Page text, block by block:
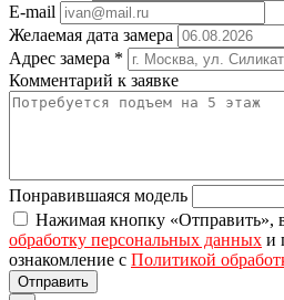
E-mail
Желаемая дата замера
Адрес замера *
Комментарий к заявке
Понравившаяся модель
Нажимая кнопку «Отправить»,
обработку персональных данных и
ознакомление с Политикой